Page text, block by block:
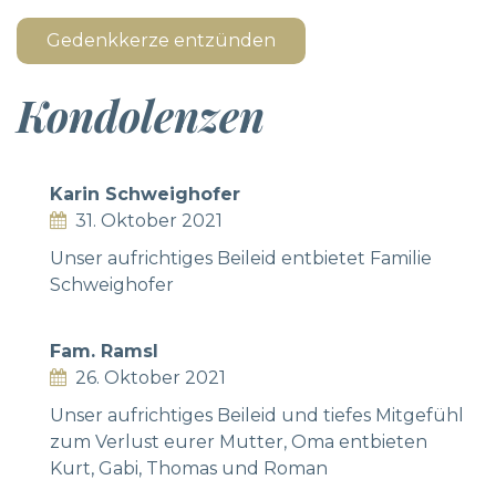
Gedenkkerze entzünden
Kondolenzen
Karin Schweighofer
31. Oktober 2021
Unser aufrichtiges Beileid entbietet Familie
Schweighofer
Fam. Ramsl
26. Oktober 2021
Unser aufrichtiges Beileid und tiefes Mitgefühl
zum Verlust eurer Mutter, Oma entbieten
Kurt, Gabi, Thomas und Roman